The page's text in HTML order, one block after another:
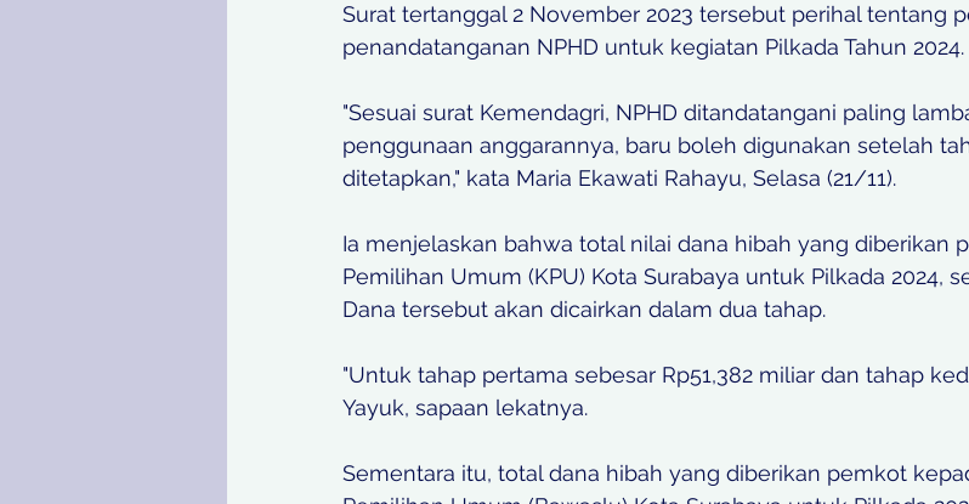
Surat tertanggal 2 November 2023 tersebut perihal tentang
penandatanganan NPHD untuk kegiatan Pilkada Tahun 2024.
"Sesuai surat Kemendagri, NPHD ditandatangani paling
penggunaan anggarannya, baru boleh digunakan setelah
ditetapkan," kata Maria Ekawati Rahayu, Selasa (21/11).
Ia menjelaskan bahwa total nilai dana hibah yang diberikan
Pemilihan Umum (KPU) Kota Surabaya untuk Pilkada 2024,
Dana tersebut akan dicairkan dalam dua tahap.
"Untuk tahap pertama sebesar Rp51,382 miliar dan tahap
Yayuk, sapaan lekatnya.
Sementara itu, total dana hibah yang diberikan pemkot